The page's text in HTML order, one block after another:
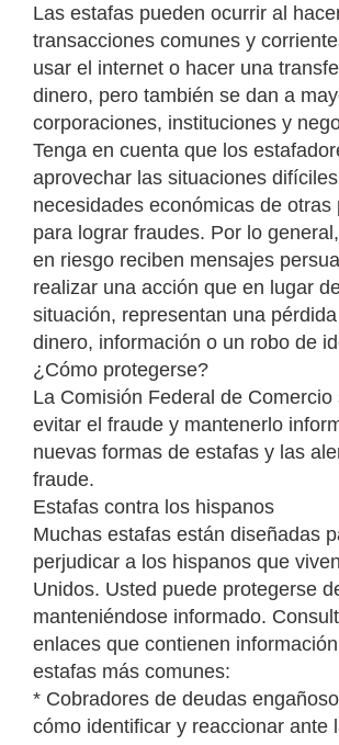
Las estafas pueden ocurrir al
transacciones comunes y
usar el internet o hacer una
dinero, pero también se dan a
corporaciones, instituciones y
Tenga en cuenta que los
aprovechar las situaciones
necesidades económicas de otras
para lograr fraudes. Por lo
en riesgo reciben mensajes
realizar una acción que en lugar
situación, representan una
dinero, información o un robo de
¿Cómo protegerse?
La Comisión Federal de Comercio
evitar el fraude y mantenerlo
nuevas formas de estafas y las
fraude.
Estafas contra los hispanos
Muchas estafas están diseñadas
perjudicar a los hispanos que
Unidos. Usted puede protegerse
manteniéndose informado.
enlaces que contienen
estafas más comunes:
* Cobradores de deudas
cómo identificar y reaccionar ante